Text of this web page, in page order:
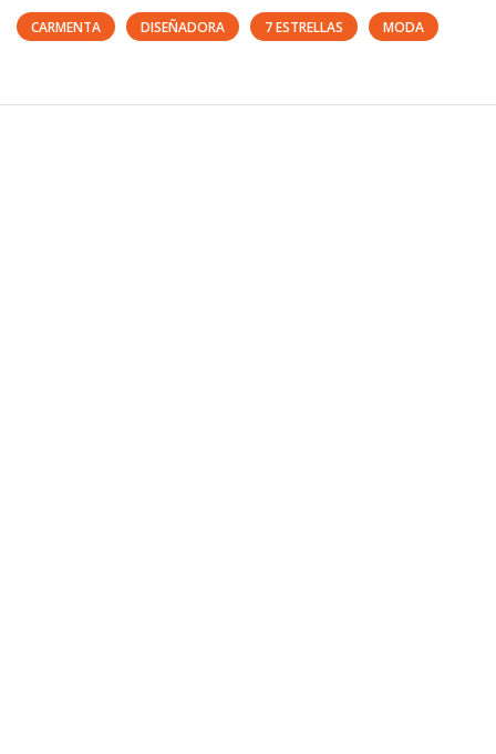
CARMENTA DISEÑADORA 7 ESTRELLAS MODA